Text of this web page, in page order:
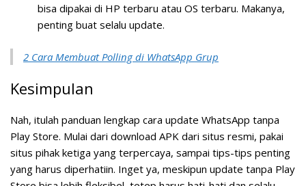
bisa dipakai di HP terbaru atau OS terbaru. Makanya,
penting buat selalu update.
2 Cara Membuat Polling di WhatsApp Grup
Kesimpulan
Nah, itulah panduan lengkap cara update WhatsApp tanpa
Play Store. Mulai dari download APK dari situs resmi, pakai
situs pihak ketiga yang terpercaya, sampai tips-tips penting
yang harus diperhatiin. Inget ya, meskipun update tanpa Play